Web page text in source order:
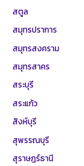
สตูล
สมุทรปราการ
สมุทรสงคราม
สมุทรสาคร
สระบุรี
สระแก้ว
สิงห์บุรี
สุพรรณบุรี
สุราษฎร์ธานี